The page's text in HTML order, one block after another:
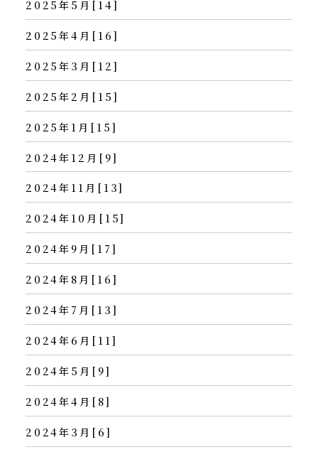
2025年5月[14]
2025年4月[16]
2025年3月[12]
2025年2月[15]
2025年1月[15]
2024年12月[9]
2024年11月[13]
2024年10月[15]
2024年9月[17]
2024年8月[16]
2024年7月[13]
2024年6月[11]
2024年5月[9]
2024年4月[8]
2024年3月[6]